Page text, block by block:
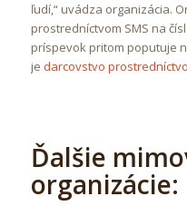
ľudí,“ uvádza organizácia.
prostredníctvom SMS na
príspevok pritom poputuje
je darcovstvo
Ďalšie
organizácie: